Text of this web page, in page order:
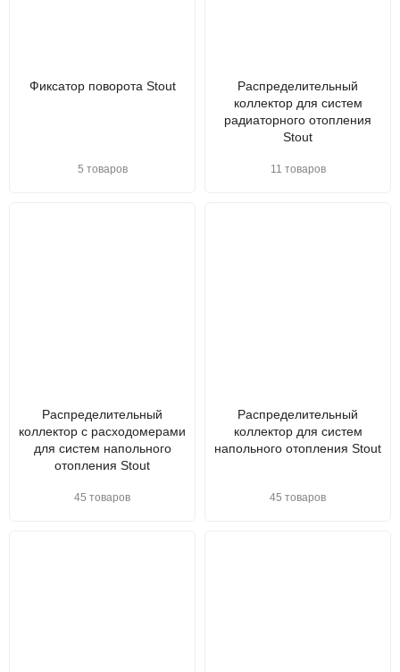
Фиксатор поворота Stout
5 товаров
Распределительный
коллектор для систем
радиаторного отопления
Stout
11 товаров
Распределительный
коллектор с расходомерами
для систем напольного
отопления Stout
45 товаров
Распределительный
коллектор для систем
напольного отопления Stout
45 товаров